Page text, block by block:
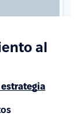
al